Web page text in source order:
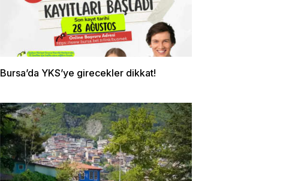
Bursa’da YKS’ye girecekler dikkat!